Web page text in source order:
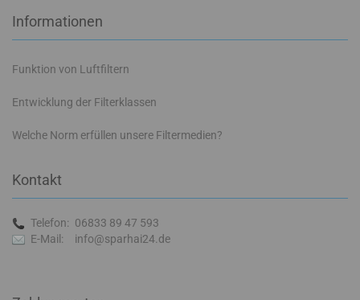
Informationen
Funktion von Luftfiltern
Entwicklung der Filterklassen
Welche Norm erfüllen unsere Filtermedien?
Kontakt
Telefon: 06833 89 47 593
E-Mail:
info@sparhai24.de